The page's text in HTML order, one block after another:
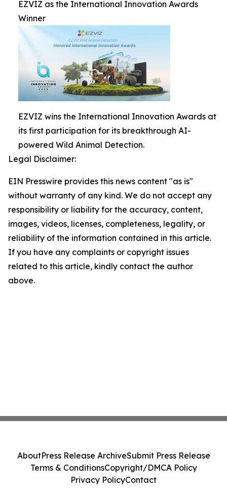
EZVIZ as the International Innovation Awards
Winner
EZVIZ wins the International Innovation Awards at
its first participation for its breakthrough AI-
powered Wild Animal Detection.
Legal Disclaimer:
EIN Presswire provides this news content "as is"
without warranty of any kind. We do not accept any
responsibility or liability for the accuracy, content,
images, videos, licenses, completeness, legality, or
reliability of the information contained in this article.
If you have any complaints or copyright issues
related to this article, kindly contact the author
above.
AboutPress Release ArchiveSubmit Press Release
Terms & ConditionsCopyright/DMCA Policy
Privacy PolicyContact